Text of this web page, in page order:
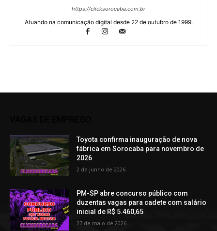
https://clicksorocaba.com.br
Atuando na comunicação digital desde 22 de outubro de 1999.
Toyota confirma inauguração de nova
fábrica em Sorocaba para novembro de
2026
2 de junho de 2026
PM-SP abre concurso público com
duzentas vagas para cadete com salário
inicial de R$ 5.460,65
27 de maio de 2026